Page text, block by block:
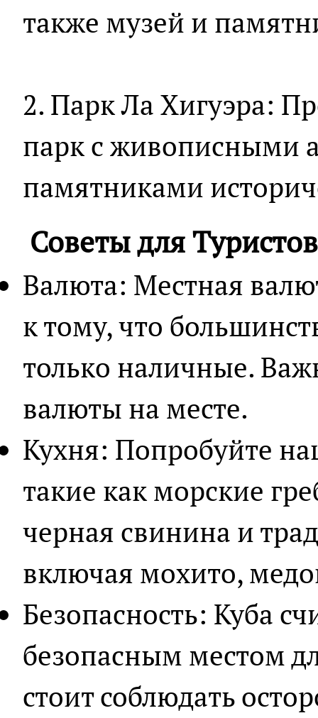
также музей и
2. Парк Ла Хигуэра:
парк с живописными
памятниками
Советы для Туристов
Валюта: Местная
к тому, что
только наличные.
валюты на месте.
Кухня: Попробуйте
такие как морские
черная свинина и
включая мохито,
Безопасность: Куба
безопасным местом
стоит соблюдать